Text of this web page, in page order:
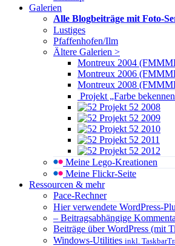
Galerien
Alle Blogbeiträge mit Foto-
Lustiges
Pfaffenhofen/Ilm
Ältere Galerien >
Montreux 2004
Montreux 2006
Montreux 2008
Projekt „Farbe
Projekt 52 2008
Projekt 52 2009
Projekt 52 2010
Projekt 52 2011
Projekt 52 2012
Meine Lego-Kreationen
Meine Flickr-Seite
Ressourcen & mehr
Pace-Rechner
Hier verwendete WordPress-
– Beitragsabhängige
Beiträge über WordPress (mit
Windows-Utilities inkl.